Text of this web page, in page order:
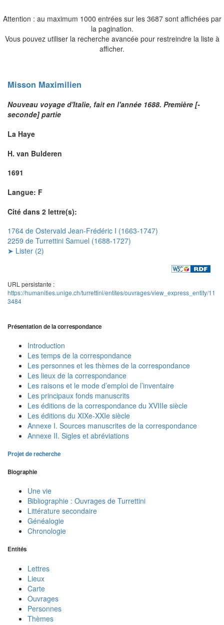
Attention : au maximum 1000 entrées sur les 3687 sont affichées par
la pagination.
Vous pouvez utiliser la recherche avancée pour restreindre la liste à
afficher.
Misson Maximilien
Nouveau voyage d'Italie, fait en l'année 1688. Première [-
seconde] partie
La Haye
H. van Bulderen
1691
Langue: F
Cité dans 2 lettre(s):
1764 de Ostervald Jean-Frédéric I (1663-1747)
2259 de Turrettini Samuel (1688-1727)
➤ Lister (2)
URL persistante :
https://humanities.unige.ch/turrettini/entites/ouvrages/view_express_entity/11
3484
Présentation de la correspondance
Introduction
Les temps de la correspondance
Les personnes et les thèmes de la correspondance
Les lieux de la correspondance
Les raisons et le mode d’emploi de l’inventaire
Les principaux fonds manuscrits
Les éditions de la correspondance du XVIIIe siècle
Les éditions du XIXe-XXIe siècle
Annexe I. Sources manuscrites de la correspondance
Annexe II. Sigles et abréviations
Projet de recherche
Biographie
Une vie
Bibliographie : Ouvrages de Turrettini
Littérature secondaire
Généalogie
Chronologie
Entités
Lettres
Lieux
Carte
Ouvrages
Personnes
Thèmes